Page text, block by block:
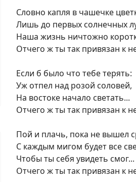
Словно капля в чашечке
Лишь до первых солнечных
Наша жизнь ничтожно
Отчего ж ты так привязан к
Если б было что тебе терять:
Уж отпел над розой соловей,
На востоке начало светать...
Отчего ж ты так привязан к
Пой и плачь, пока не вышел
С каждым мигом будет все
Чтобы ты себя увидеть смог...
Отчего ж ты так привязан к